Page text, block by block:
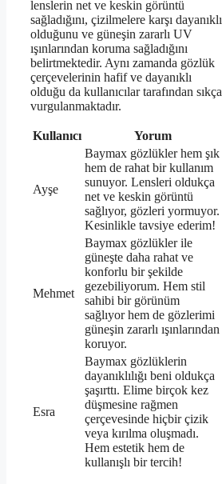
lenslerin net ve keskin görüntü
sağladığını, çizilmelere karşı dayanıklı
olduğunu ve güneşin zararlı UV
ışınlarından koruma sağladığını
belirtmektedir. Aynı zamanda gözlük
çerçevelerinin hafif ve dayanıklı
olduğu da kullanıcılar tarafından sıkça
vurgulanmaktadır.
Kullanıcı Yorum
Ayşe
Baymax gözlükler hem şık
hem de rahat bir kullanım
sunuyor. Lensleri oldukça
net ve keskin görüntü
sağlıyor, gözleri yormuyor.
Kesinlikle tavsiye ederim!
Mehmet
Baymax gözlükler ile
güneşte daha rahat ve
konforlu bir şekilde
gezebiliyorum. Hem stil
sahibi bir görünüm
sağlıyor hem de gözlerimi
güneşin zararlı ışınlarından
koruyor.
Esra
Baymax gözlüklerin
dayanıklılığı beni oldukça
şaşırttı. Elime birçok kez
düşmesine rağmen
çerçevesinde hiçbir çizik
veya kırılma oluşmadı.
Hem estetik hem de
kullanışlı bir tercih!